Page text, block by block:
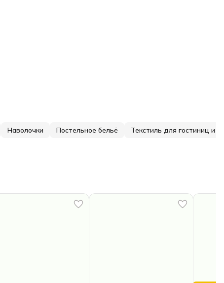
Наволочки Постельное бельё Текстиль для гостиниц и